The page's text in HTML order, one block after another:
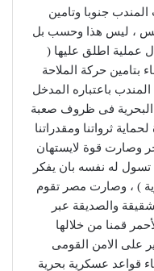
جنوبا وتامين
، ليس هذا وحسب بل
عملية اطلق عليها (
بتامين حركة الملاحة
باعتباره المدخل
البحرية فى ظروف صعبة
ثرواتنا ومقدراتنا
وصارت قوة لايستهان
له نفسه بان يفكر
) ، وصارت مصر تقوم
والصديقة عبر
قمنا من خلالها
على الامن القومى
قواعد عسكرية بحرية